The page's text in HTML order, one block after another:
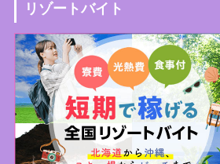
リゾートバイト